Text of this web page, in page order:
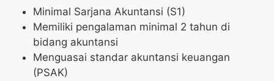
Minimal Sarjana Akuntansi (S1)
Memiliki pengalaman minimal 2 tahun di
bidang akuntansi
Menguasai standar akuntansi keuangan
(PSAK)